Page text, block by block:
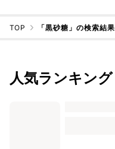
TOP 「黒砂糖」の検索結果
人気ランキング